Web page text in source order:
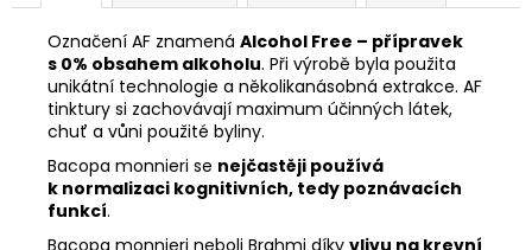
Označení AF znamená Alcohol Free – přípravek
s 0% obsahem alkoholu. Při výrobě byla použita
unikátní technologie a několikanásobná extrakce. AF
tinktury si zachovávají maximum účinných látek,
chuť a vůni použité byliny.
Bacopa monnieri se nejčastěji používá
k normalizaci kognitivních, tedy poznávacích
funkcí.
Bacopa monnieri neboli Brahmi díky vlivu na krevní